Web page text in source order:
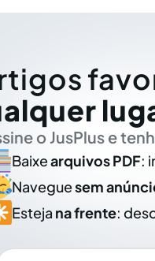
o JusPlus e
Baixearquivos PDF:
Naveguesem
Esteja na frente: